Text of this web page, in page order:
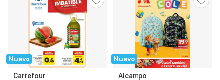
Nuevo
Carrefour
Nuevo
Alcampo